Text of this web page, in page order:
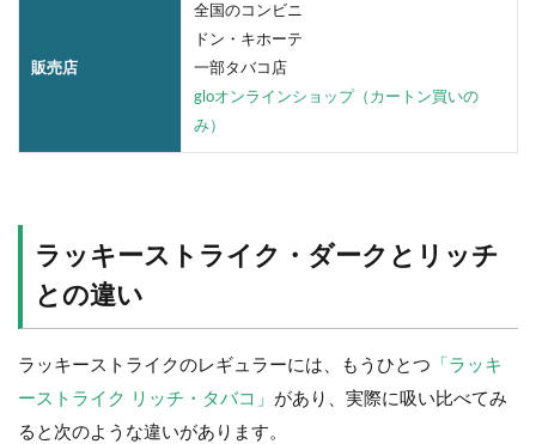
販売店
全国のコンビニ
ドン・キホーテ
一部タバコ店
gloオンラインショップ（カートン買いの
み）
ラッキーストライク・ダークとリッチ
との違い
ラッキーストライクのレギュラーには、もうひとつ 「ラッキ
ーストライク リッチ・タバコ」 があり、実際に吸い比べてみ
ると次のような違いがあります。